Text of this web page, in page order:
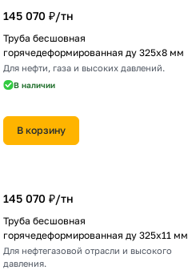
145 070 ₽/тн
Труба бесшовная
горячедеформированная ду 325х8 мм
Для нефти, газа и высоких давлений.
В наличии
В корзину
145 070 ₽/тн
Труба бесшовная
горячедеформированная ду 325х11 мм
Для нефтегазовой отрасли и высокого
давления.